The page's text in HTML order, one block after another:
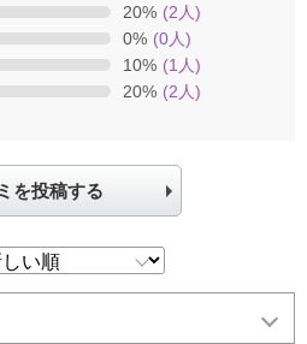
20% (2 人)
0% (0人)
10% (1 人)
20% (2 人)
を投稿する